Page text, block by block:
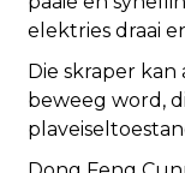
elektries draai
Die skraper kan
beweeg word,